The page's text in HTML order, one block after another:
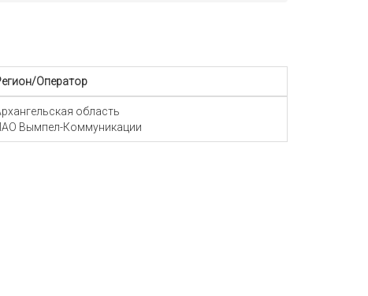
Оператор
область
Вымпел-Коммуникации